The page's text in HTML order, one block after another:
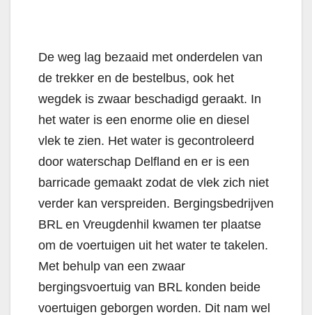
De weg lag bezaaid met onderdelen van
de trekker en de bestelbus, ook het
wegdek is zwaar beschadigd geraakt. In
het water is een enorme olie en diesel
vlek te zien. Het water is gecontroleerd
door waterschap Delfland en er is een
barricade gemaakt zodat de vlek zich niet
verder kan verspreiden. Bergingsbedrijven
BRL en Vreugdenhil kwamen ter plaatse
om de voertuigen uit het water te takelen.
Met behulp van een zwaar
bergingsvoertuig van BRL konden beide
voertuigen geborgen worden. Dit nam wel